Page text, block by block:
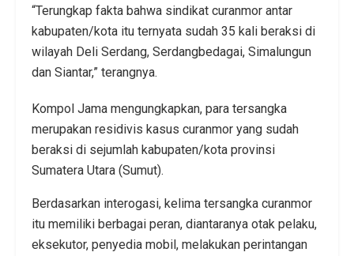
“Terungkap fakta bahwa sindikat curanmor antar
kabupaten/kota itu ternyata sudah 35 kali beraksi di
wilayah Deli Serdang, Serdangbedagai, Simalungun
dan Siantar,” terangnya.
Kompol Jama mengungkapkan, para tersangka
merupakan residivis kasus curanmor yang sudah
beraksi di sejumlah kabupaten/kota provinsi
Sumatera Utara (Sumut).
Berdasarkan interogasi, kelima tersangka curanmor
itu memiliki berbagai peran, diantaranya otak pelaku,
eksekutor, penyedia mobil, melakukan perintangan